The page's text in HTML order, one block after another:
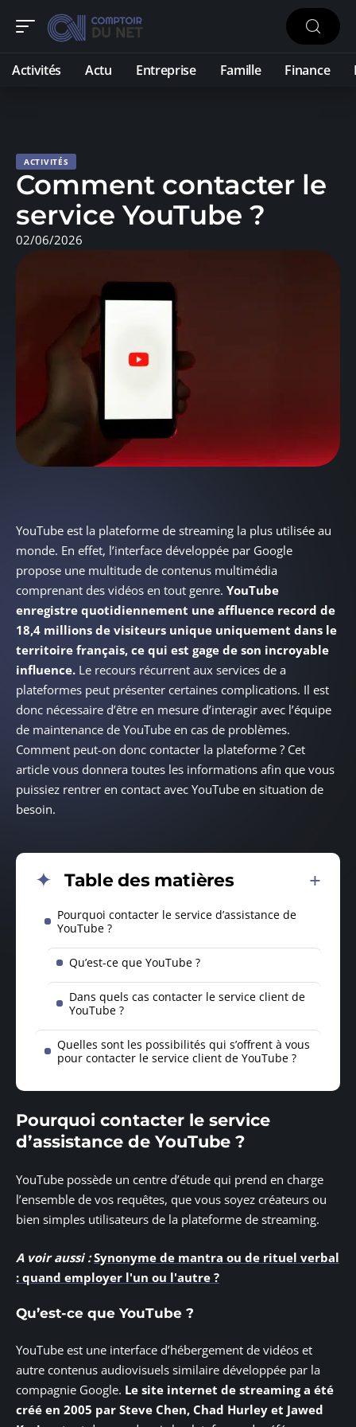
Activités Actu Entreprise Famille Finance
ACTIVITÉS
Comment contacter le
service YouTube ?
02/06/2026
YouTube est la plateforme de streaming la plus utilisée au
monde. En effet, l’interface développée par Google
propose une multitude de contenus multimédia
comprenant des vidéos en tout genre. YouTube
enregistre quotidiennement une affluence record de
18,4 millions de visiteurs unique uniquement dans le
territoire français, ce qui est gage de son incroyable
influence. Le recours récurrent aux services de a
plateformes peut présenter certaines complications. Il est
donc nécessaire d’être en mesure d’interagir avec l’équipe
de maintenance de YouTube en cas de problèmes.
Comment peut-on donc contacter la plateforme ? Cet
article vous donnera toutes les informations afin que vous
puissiez rentrer en contact avec YouTube en situation de
besoin.
Table des matières
Pourquoi contacter le service d’assistance de
YouTube ?
Qu’est-ce que YouTube ?
Dans quels cas contacter le service client de
YouTube ?
Quelles sont les possibilités qui s’offrent à vous
pour contacter le service client de YouTube ?
Pourquoi contacter le service
d’assistance de YouTube ?
YouTube possède un centre d’étude qui prend en charge
l’ensemble de vos requêtes, que vous soyez créateurs ou
bien simples utilisateurs de la plateforme de streaming.
A voir aussi : Synonyme de mantra ou de rituel verbal
: quand employer l'un ou l'autre ?
Qu’est-ce que YouTube ?
YouTube est une interface d’hébergement de vidéos et
autre contenus audiovisuels similaire développée par la
compagnie Google. Le site internet de streaming a été
créé en 2005 par Steve Chen, Chad Hurley et Jawed